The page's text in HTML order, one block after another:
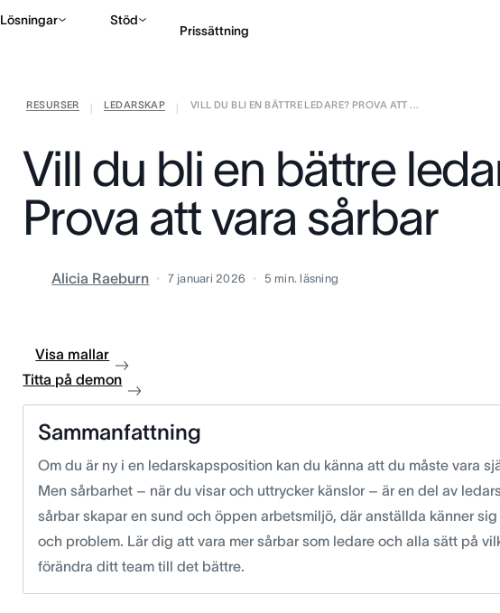
Lösningar Stöd
Prissättning
Kontakta försäljning
RESURSER LEDARSKAP VILL DU BLI EN BÄTTRE LEDARE? PROVA ATT ...
Vill du bli en bättre
Prova att vara sårbar
Alicia Raeburn 7 januari 2026 5 min. läsning
Visa mallar
Titta på demon
Sammanfattning
Om du är ny i en ledarskapsposition kan du känna att du måste vara
Men sårbarhet – när du visar och uttrycker känslor – är en del av
sårbar skapar en sund och öppen arbetsmiljö, där anställda känner
och problem. Lär dig att vara mer sårbar som ledare och alla sätt på
förändra ditt team till det bättre.